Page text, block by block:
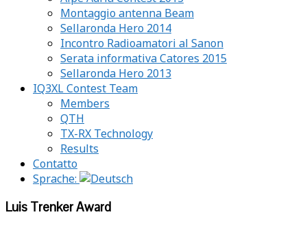
Montaggio antenna Beam
Sellaronda Hero 2014
Incontro Radioamatori al Sanon
Serata informativa Catores 2015
Sellaronda Hero 2013
IQ3XL Contest Team
Members
QTH
TX-RX Technology
Results
Contatto
Sprache:
Luis Trenker Award